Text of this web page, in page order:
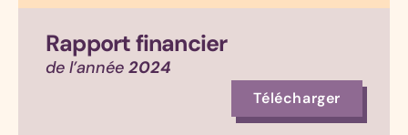
Rapport financier
de l’année 2024
Télécharger